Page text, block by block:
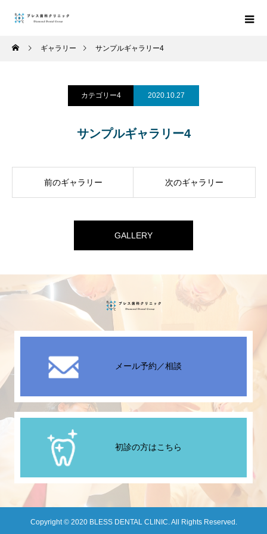
ギャラリー サンプルギャラリー4
カテゴリー4 2020.10.27
サンプルギャラリー4
前のギャラリー 次のギャラリー
GALLERY
メール予約／相談
初診の方はこちら
Copyright © 2020 BLESS DENTAL CLINIC. All Rights Reserved.